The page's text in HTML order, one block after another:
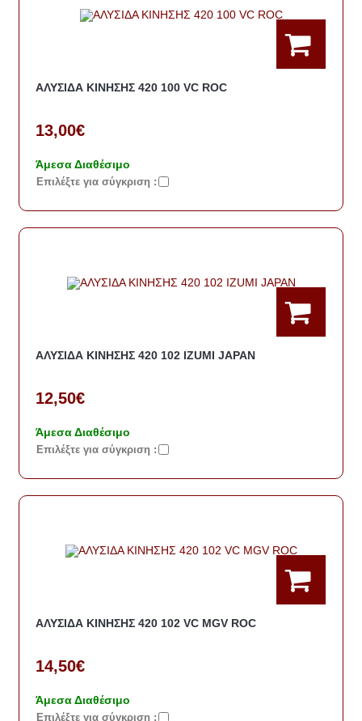
ΑΛΥΣΙΔΑ ΚΙΝΗΣΗΣ 420 100 VC ROC
13,00€
Άμεσα Διαθέσιμο
Eπιλέξτε για σύγκριση :
ΑΛΥΣΙΔΑ ΚΙΝΗΣΗΣ 420 102 IZUMI JAPAN
12,50€
Άμεσα Διαθέσιμο
Eπιλέξτε για σύγκριση :
ΑΛΥΣΙΔΑ ΚΙΝΗΣΗΣ 420 102 VC MGV ROC
14,50€
Άμεσα Διαθέσιμο
Eπιλέξτε για σύγκριση :